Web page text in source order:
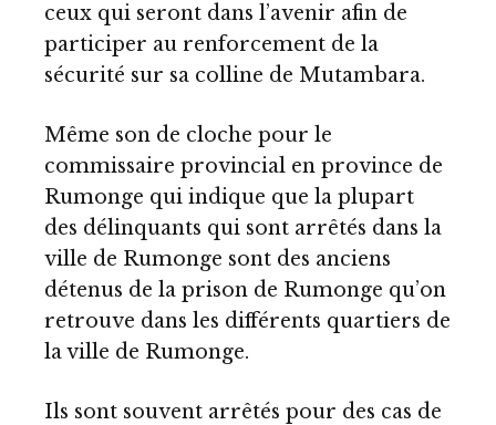
ceux qui seront dans l’avenir afin de
participer au renforcement de la
sécurité sur sa colline de Mutambara.
Même son de cloche pour le
commissaire provincial en province de
Rumonge qui indique que la plupart
des délinquants qui sont arrêtés dans la
ville de Rumonge sont des anciens
détenus de la prison de Rumonge qu’on
retrouve dans les différents quartiers de
la ville de Rumonge.
Ils sont souvent arrêtés pour des cas de